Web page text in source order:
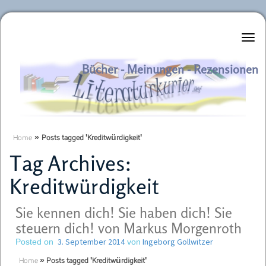
Literaturkurier.net
Bücher - Meinungen - Rezensionen
Home » Posts tagged 'Kreditwürdigkeit'
Tag Archives:
Kreditwürdigkeit
Sie kennen dich! Sie haben dich! Sie
steuern dich! von Markus Morgenroth
Posted on 3. September 2014von Ingeborg Gollwitzer
Home » Posts tagged 'Kreditwürdigkeit'